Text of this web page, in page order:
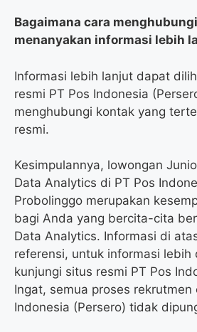
Bagaimana cara
menanyakan informasi lebih
Informasi lebih lanjut dapat
resmi PT Pos Indonesia
menghubungi kontak yang
resmi.
Kesimpulannya, lowongan
Data Analytics di PT Pos
Probolinggo merupakan
bagi Anda yang bercita-cita
Data Analytics. Informasi di
referensi, untuk informasi lebih
kunjungi situs resmi PT Pos
Ingat, semua proses rekrutmen
Indonesia (Persero) tidak